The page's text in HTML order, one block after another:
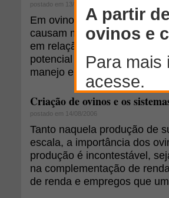
postado em 13/10/2008
Em ovinocultura, o cobre
causam maior controvérsia
em relação à real
potencial risco tóxico,
manejo e alimentação.
Criação de ovinos e os
postado em 14/08/2006
Tanto naquela produção de
escala, a importância dos
produção é incontestável,
na complementação de
de renda e empregos que